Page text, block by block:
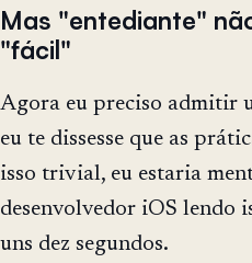
Mas "entediante"
"fácil"
Agora eu preciso admitir
eu te dissesse que as
isso trivial, eu estaria
desenvolvedor iOS lendo
uns dez segundos.